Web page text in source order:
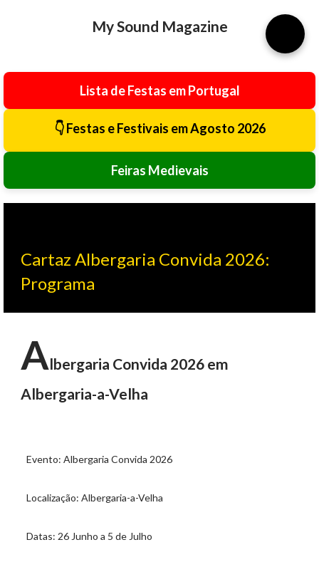
My Sound Magazine
Lista de Festas em Portugal
👇 Festas e Festivais em Agosto 2026
Feiras Medievais
Cartaz Albergaria Convida 2026:
Programa
Albergaria Convida 2026 em
Albergaria-a-Velha
Evento: Albergaria Convida 2026
Localização: Albergaria-a-Velha
Datas: 26 Junho a 5 de Julho